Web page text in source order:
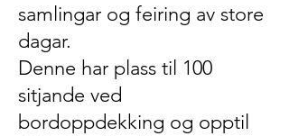
samlingar og feiring av store
dagar.
Denne har plass til 100
sitjande ved
bordoppdekking og opptil